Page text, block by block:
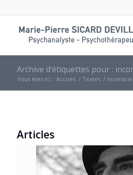
Archive d’étiquettes pour :
Vous êtes ici : Accueil / Textes /
Articles